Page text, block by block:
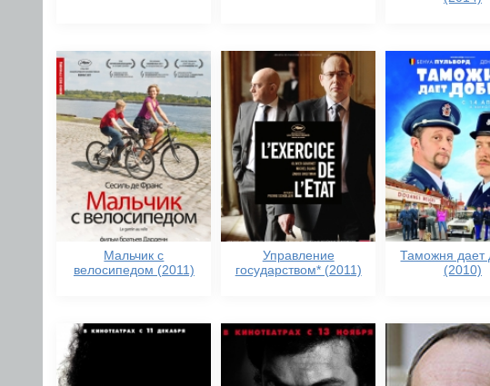
Мальчик с
велосипедом (2011)
Управление
государством* (2011)
Таможня дает
(2010)